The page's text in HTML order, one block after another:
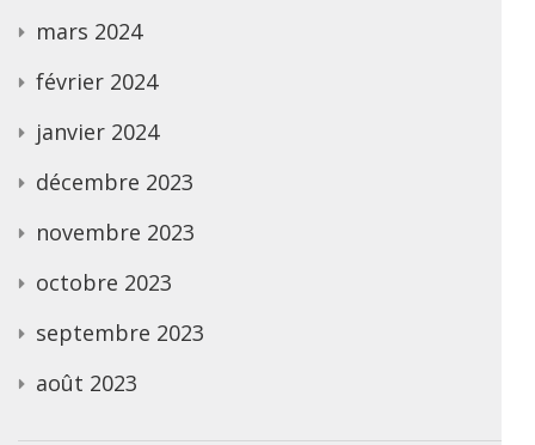
mars 2024
février 2024
janvier 2024
décembre 2023
novembre 2023
octobre 2023
septembre 2023
août 2023